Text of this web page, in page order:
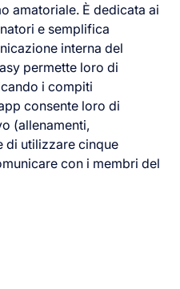
amatoriale. È dedicata ai
e semplifica
interna del
permette loro di
i compiti
consente loro di
(allenamenti,
di utilizzare cinque
con i membri del